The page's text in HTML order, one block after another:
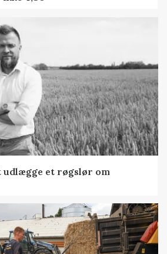
udlægge et røgslør om